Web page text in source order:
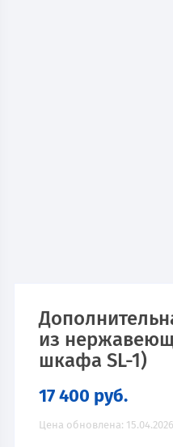
из
шкафа SL-1)
17 400 руб.
Цена обновлена: 15.04.2026